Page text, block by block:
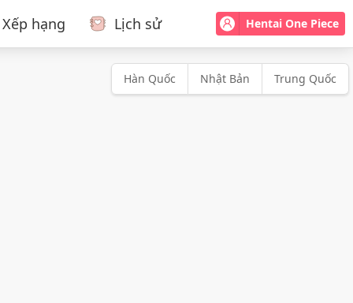
Hentai One Piece
Xếp hạng Lịch sử
Hàn Quốc Nhật Bản Trung Quốc